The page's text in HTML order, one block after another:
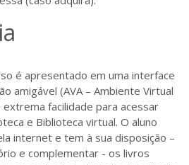
é apresentado em uma interface
amigável (AVA – Ambiente Virtual
facilidade para acessar
e Biblioteca virtual. O aluno
internet e tem à sua disposição –
e complementar - os livros